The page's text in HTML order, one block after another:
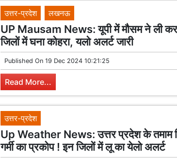
उत्तर-प्रदेश लखनऊ
UP Mausam News: यूपी में मौसम ने ली
जिलों में घना कोहरा, यलो अलर्ट जारी
Published On 19 Dec 2024 10:21:25
Read More...
उत्तर-प्रदेश
Up Weather News: उत्तर प्रदेश के तमाम
गर्मी का प्रकोप ! इन जिलों में लू का येलो अलर्ट